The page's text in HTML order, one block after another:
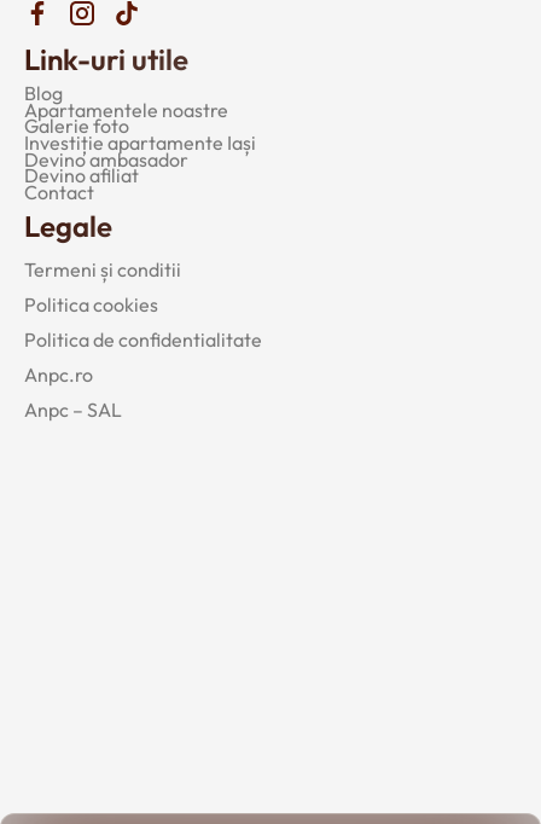
Link-uri utile
Blog
Apartamentele noastre
Galerie foto
Investiție apartamente Iași
Devino ambasador
Devino afiliat
Contact
Legale
Termeni și conditii
Politica cookies
Politica de confidentialitate
Anpc.ro
Anpc – SAL